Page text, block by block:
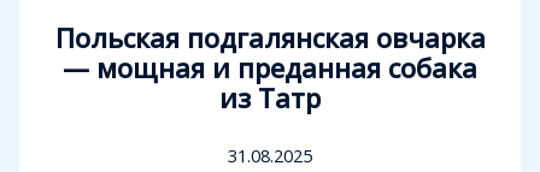
Польская подгалянская овчарка
— мощная и преданная собака
из Татр
31.08.2025